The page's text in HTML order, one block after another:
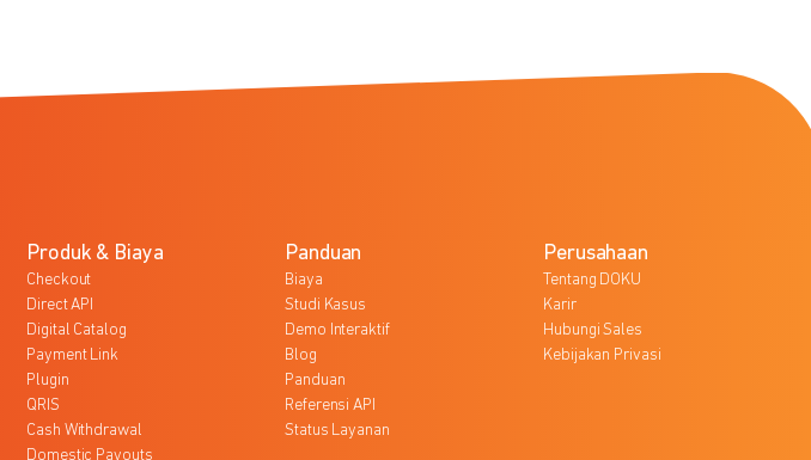
Produk & Biaya
Checkout
Direct API
Digital Catalog
Payment Link
Plugin
QRIS
Cash Withdrawal
Domestic Payouts
Panduan
Biaya
Studi Kasus
Demo Interaktif
Blog
Panduan
Referensi API
Status Layanan
Perusahaan
Tentang DOKU
Karir
Hubungi Sales
Kebijakan Privasi